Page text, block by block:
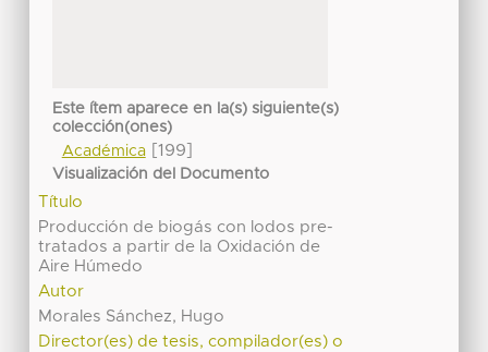
Este ítem aparece en la(s) siguiente(s)
colección(ones)
Académica[199]
Visualización del Documento
Título
Producción de biogás con lodos pre-
tratados a partir de la Oxidación de
Aire Húmedo
Autor
Morales Sánchez, Hugo
Director(es) de tesis, compilador(es) o